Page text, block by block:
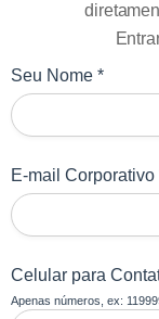
Seu Nome *
E-mail Corporativo
Celular para
Apenas números, ex: